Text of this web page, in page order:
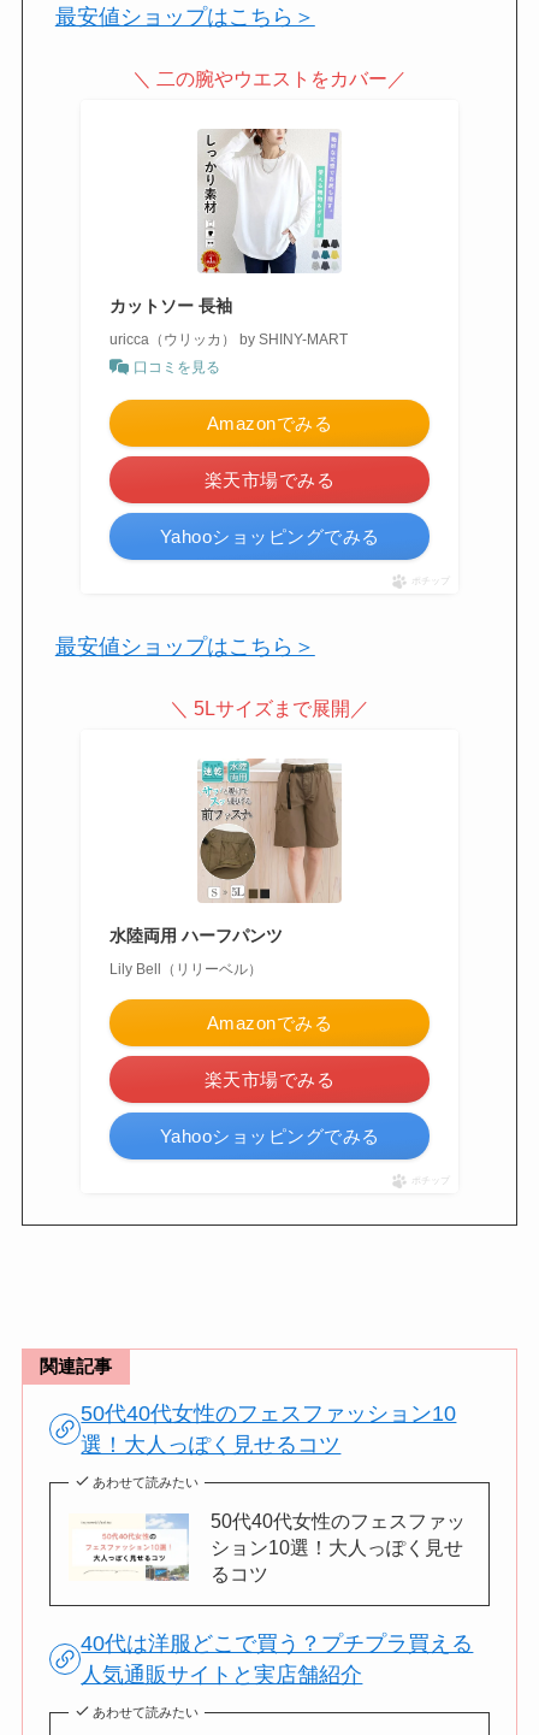
最安値ショップはこちら＞
＼ 二の腕やウエストをカバー／
カットソー 長袖
uricca（ウリッカ） by SHINY-MART
口コミを見る
Amazonでみる
楽天市場でみる
Yahooショッピングでみる
ポチップ
最安値ショップはこちら＞
＼ 5Lサイズまで展開／
水陸両用 ハーフパンツ
Lily Bell（リリーベル）
Amazonでみる
楽天市場でみる
Yahooショッピングでみる
ポチップ
関連記事
50代40代女性のフェスファッション10
選！大人っぽく見せるコツ
あわせて読みたい
50代40代女性のフェスファッ
ション10選！大人っぽく見せ
るコツ
40代は洋服どこで買う？プチプラ買える
人気通販サイトと実店舗紹介
あわせて読みたい